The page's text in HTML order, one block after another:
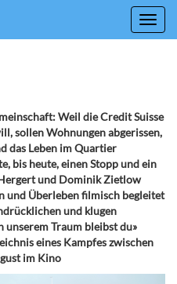
Weil die Credit Suisse
sollen Wohnungen abgerissen,
das Leben im Quartier
bis heute, einen Stopp und ein
und Dominik Zietlow
und Überleben filmisch begleitet
und klugen
Traum bleibst du»
eines Kampfes zwischen
im Kino